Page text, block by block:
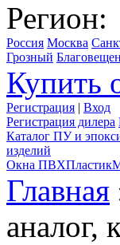
Регион:
Россия Москва
Грозный
Купить
Регистрация | Вход
Регистрация дилера
Каталог ПУ и
изделий
Окна ПВХПластик
Главная
аналог,